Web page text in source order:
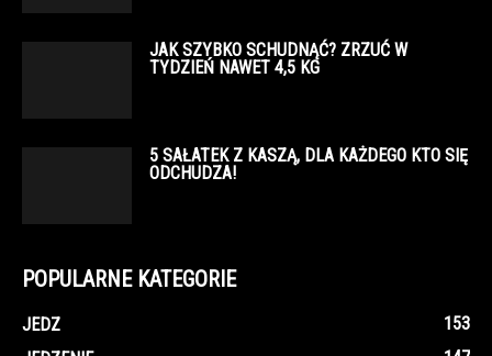
JAK SZYBKO SCHUDNĄĆ? ZRZUĆ W
TYDZIEŃ NAWET 4,5 KG
5 SAŁATEK Z KASZĄ, DLA KAŻDEGO KTO SIĘ
ODCHUDZA!
POPULARNE KATEGORIE
JEDZ
153